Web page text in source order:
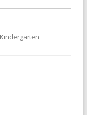
Kindergarten